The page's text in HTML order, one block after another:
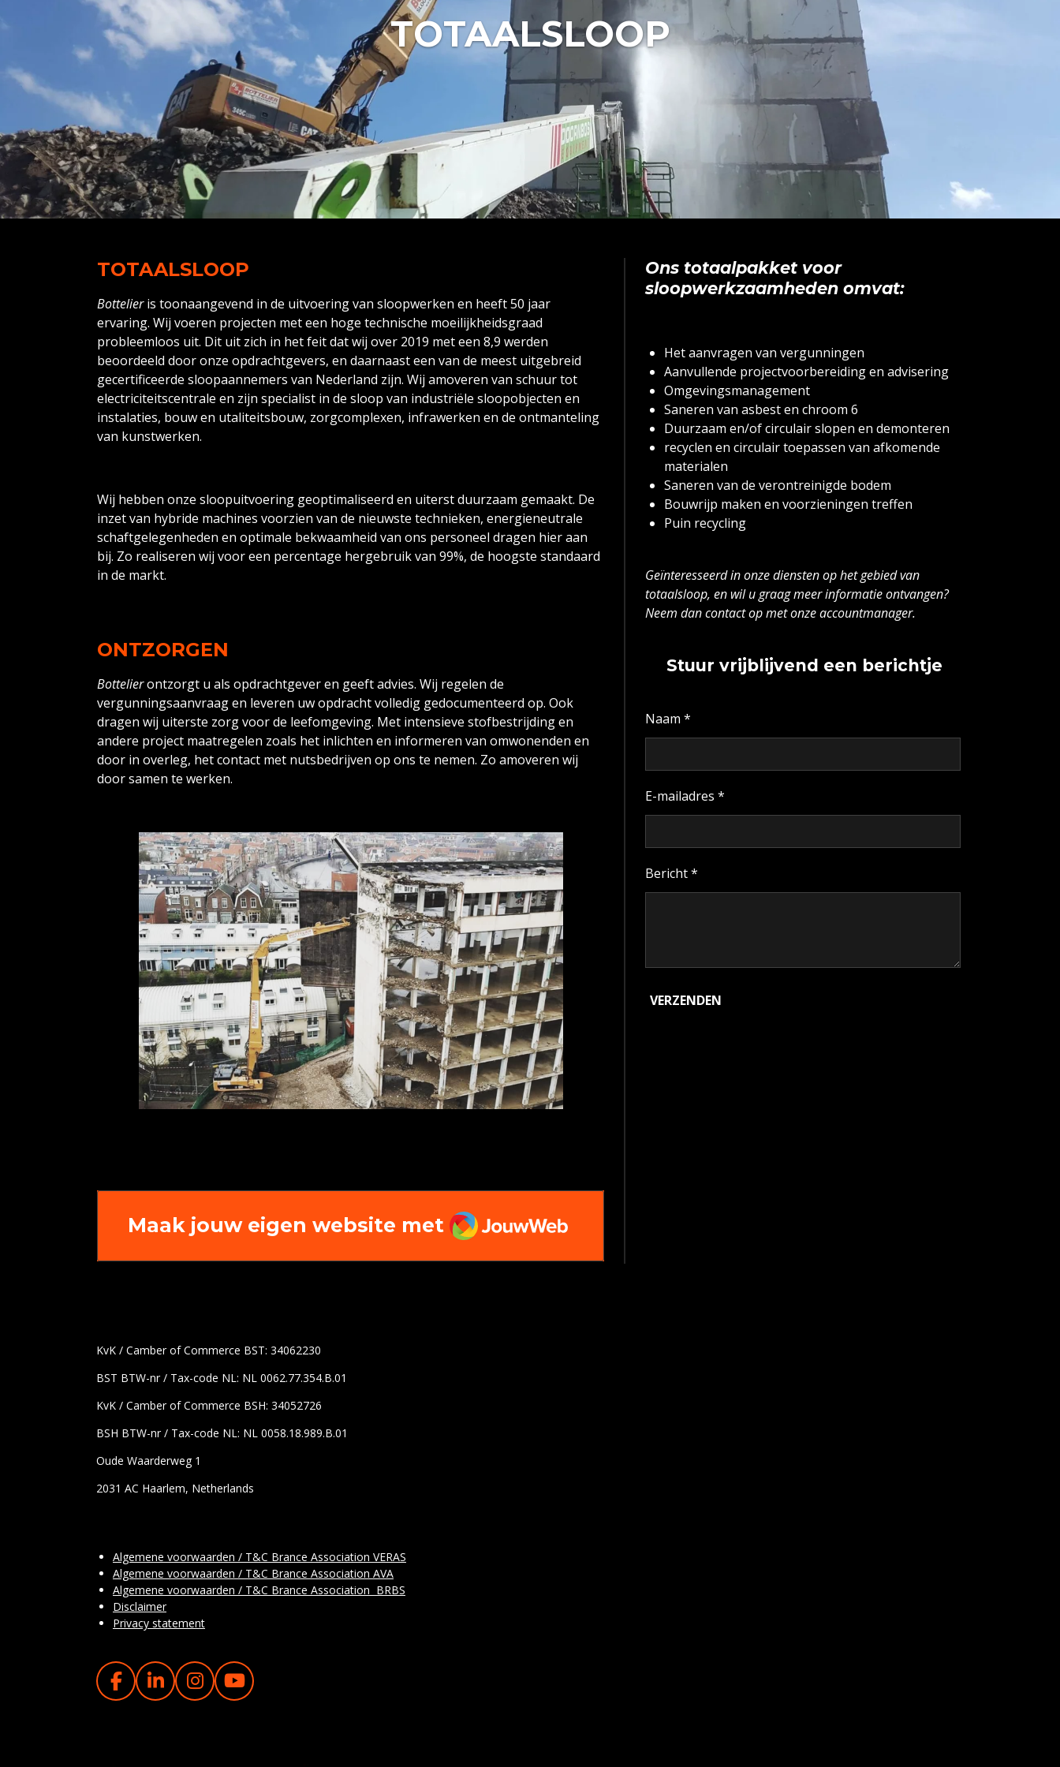
TOTAALSLOOP
TOTAALSLOOP
Bottelieris toonaangevend in de uitvoering van sloopwerken en heeft 50 jaar
ervaring. Wij voeren projecten met een hoge technische moeilijkheidsgraad
probleemloos uit. Dit uit zich in het feit dat wij over 2019 met een 8,9 werden
beoordeeld door onze opdrachtgevers, en daarnaast een van de meest uitgebreid
gecertificeerde sloopaannemers van Nederland zijn. Wij amoveren van schuur tot
electriciteitscentrale en zijn specialist in de sloop van industriële sloopobjecten en
instalaties, bouw en utaliteitsbouw, zorgcomplexen, infrawerken en de ontmanteling
van kunstwerken.
Wij hebben onze sloopuitvoering geoptimaliseerd en uiterst duurzaam gemaakt. De
inzet van hybride machines voorzien van de nieuwste technieken, energieneutrale
schaftgelegenheden en optimale bekwaamheid van ons personeel dragen hier aan
bij. Zo realiseren wij voor een percentage hergebruik van 99%, de hoogste standaard
in de markt.
ONTZORGEN
Bottelierontzorgt u als opdrachtgever en geeft advies. Wij regelen de
vergunningsaanvraag en leveren uw opdracht volledig gedocumenteerd op. Ook
dragen wij uiterste zorg voor de leefomgeving. Met intensieve stofbestrijding en
andere project maatregelen zoals het inlichten en informeren van omwonenden en
door in overleg, het contact met nutsbedrijven op ons te nemen. Zo amoveren wij
door samen te werken.
Maak jouw eigen website met JouwWeb
Ons totaalpakket voor
sloopwerkzaamheden omvat:
Het aanvragen van vergunningen
Aanvullende projectvoorbereiding en advisering
Omgevingsmanagement
Saneren van asbest en chroom 6
Duurzaam en/of circulair slopen en demonteren
recyclen en circulair toepassen van afkomende
materialen
Saneren van de verontreinigde bodem
Bouwrijp maken en voorzieningen treffen
Puin recycling
Geïnteresseerd in onze diensten op het gebied van
totaalsloop, en wil u graag meer informatie ontvangen?
Neem dan contact op met onze accountmanager.
Stuur vrijblijvend een berichtje
Naam *
E-mailadres *
Bericht *
VERZENDEN
KvK / Camber of Commerce BST: 34062230
BST BTW-nr / Tax-code NL: NL 0062.77.354.B.01
KvK / Camber of Commerce BSH: 34052726
BSH BTW-nr / Tax-code NL: NL 0058.18.989.B.01
Oude Waarderweg 1
2031 AC Haarlem, Netherlands
Algemene voorwaarden / T&C Brance Association VERAS
Algemene voorwaarden / T&C Brance Association AVA
Algemene voorwaarden / T&C Brance Association BRBS
Disclaimer
Privacy statement
F
A
L
I
I
N
Y
O